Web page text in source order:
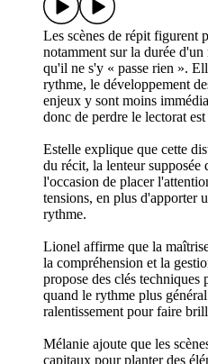
Les scènes de répit figurent
notamment sur la durée
qu'il ne s'y « passe rien ».
rythme, le développement
enjeux y sont moins
donc de perdre le lectorat est
Estelle explique que cette
du récit, la lenteur
l'occasion de placer
tensions, en plus d'apporter
rythme.
Lionel affirme que la
la compréhension et la
propose des clés
quand le rythme plus
ralentissement pour faire
Mélanie ajoute que les
capitaux pour planter des